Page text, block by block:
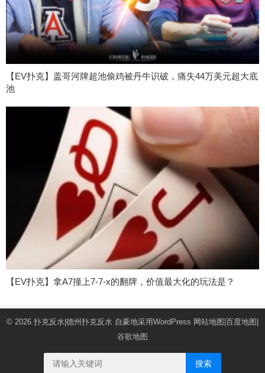
【EV扑克】盖哥河牌超池偷鸡被丹牛识破，痛失44万美元超大底
池
【EV扑克】拿A7撞上7-7-x的翻牌，价值最大化的玩法是？
© 2026 扑克反水|德州扑克反水 自豪地采用WordPress 网站地图 百度地图
谷歌地图
搜索